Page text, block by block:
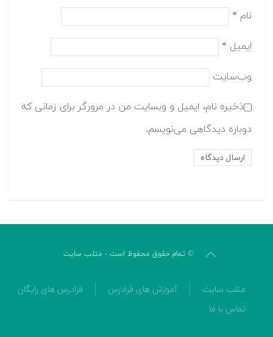
نام *
ایمیل *
وب‌سایت
ذخیره نام، ایمیل و وبسایت من در مرورگر برای زمانی که
دوباره دیدگاهی می‌نویسم.
© تمام حقوق محفوظ است - متلب سایت
متلب سایت آموزش های فرادرس
فرادرس های رایگان
تماس با ما